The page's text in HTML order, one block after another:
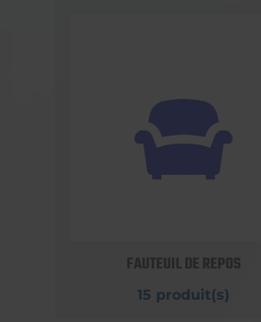
FAUTEUIL DE REPOS
15 produit(s)